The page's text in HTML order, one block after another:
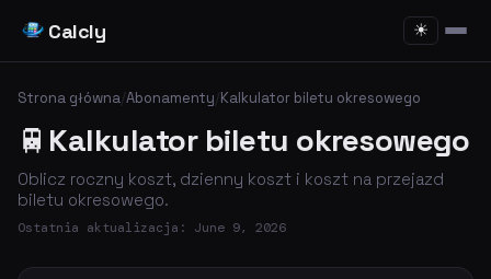
Calcly ☀
Strona główna/Abonamenty/Kalkulator biletu okresowego
🚆 Kalkulator biletu okresowego
Oblicz roczny koszt, dzienny koszt i koszt na przejazd
biletu okresowego.
Ostatnia aktualizacja: June 9, 2026